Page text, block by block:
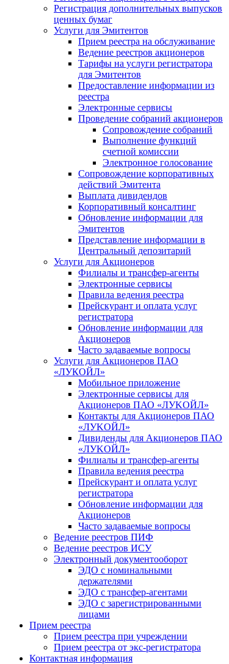
Регистрация дополнительных выпусков
ценных бумаг
Услуги для Эмитентов
Прием реестра на обслуживание
Ведение реестров акционеров
Тарифы на услуги регистратора
для Эмитентов
Предоставление информации из
реестра
Электронные сервисы
Проведение собраний акционеров
Сопровождение собраний
Выполнение функций
счетной комиссии
Электронное голосование
Сопровождение корпоративных
действий Эмитента
Выплата дивидендов
Корпоративный консалтинг
Обновление информации для
Эмитентов
Представление информации в
Центральный депозитарий
Услуги для Акционеров
Филиалы и трансфер-агенты
Электронные сервисы
Правила ведения реестра
Прейскурант и оплата услуг
регистратора
Обновление информации для
Акционеров
Часто задаваемые вопросы
Услуги для Акционеров ПАО
«ЛУКОЙЛ»
Мобильное приложение
Электронные сервисы для
Акционеров ПАО «ЛУKOЙЛ»
Контакты для Акционеров ПАО
«ЛУKOЙЛ»
Дивиденды для Акционеров ПАО
«ЛУKOЙЛ»
Филиалы и трансфер-агенты
Правила ведения реестра
Прейскурант и оплата услуг
регистратора
Обновление информации для
Акционеров
Часто задаваемые вопросы
Ведение реестров ПИФ
Ведение реестров ИСУ
Электронный документооборот
ЭДО с номинальными
держателями
ЭДО с трансфер-агентами
ЭДО с зарегистрированными
лицами
Прием реестра
Прием реестра при учреждении
Прием реестра от экс-регистратора
Контактная информация